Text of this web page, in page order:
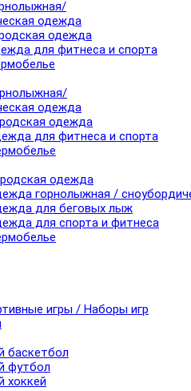
одежда
одежда
для фитнеса и спорта
одежда
одежда
для фитнеса и спорта
одежда
горнолыжная /
для беговых лыж
для спорта и фитнеса
игры / Наборы игр
баскетбол
футбол
хоккей